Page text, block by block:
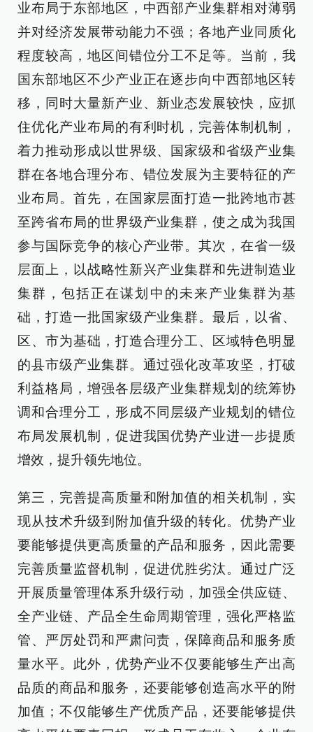
业布局于东部地区，中西部产业集群相对薄弱
并对经济发展带动能力不强；各地产业同质化
程度较高，地区间错位分工不足等。当前，我
国东部地区不少产业正在逐步向中西部地区转
移，同时大量新产业、新业态发展较快，应抓
住优化产业布局的有利时机，完善体制机制，
着力推动形成以世界级、国家级和省级产业集
群在各地合理分布、错位发展为主要特征的产
业布局。首先，在国家层面打造一批跨地市甚
至跨省布局的世界级产业集群，使之成为我国
参与国际竞争的核心产业带。其次，在省一级
层面上，以战略性新兴产业集群和先进制造业
集群，包括正在谋划中的未来产业集群为基
础，打造一批国家级产业集群。最后，以省、
区、市为基础，打造合理分工、区域特色明显
的县市级产业集群。通过强化改革攻坚，打破
利益格局，增强各层级产业集群规划的统筹协
调和合理分工，形成不同层级产业规划的错位
布局发展机制，促进我国优势产业进一步提质
增效，提升领先地位。
第三，完善提高质量和附加值的相关机制，实
现从技术升级到附加值升级的转化。优势产业
要能够提供更高质量的产品和服务，因此需要
完善质量监督机制，促进优胜劣汰。通过广泛
开展质量管理体系升级行动，加强全供应链、
全产业链、产品全生命周期管理，强化严格监
管、严厉处罚和严肃问责，保障商品和服务质
量水平。此外，优势产业不仅要能够生产出高
品质的商品和服务，还要能够创造高水平的附
加值；不仅能够生产优质产品，还要能够提供